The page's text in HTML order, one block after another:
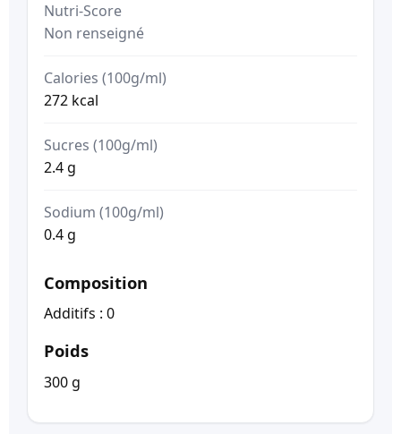
Nutri-Score
Non renseigné
Calories (100g/ml)
272 kcal
Sucres (100g/ml)
2.4 g
Sodium (100g/ml)
0.4 g
Composition
Additifs : 0
Poids
300 g